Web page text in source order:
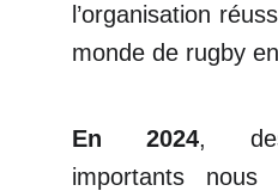
l’organisation
monde de rugby
En 2024, des
importants